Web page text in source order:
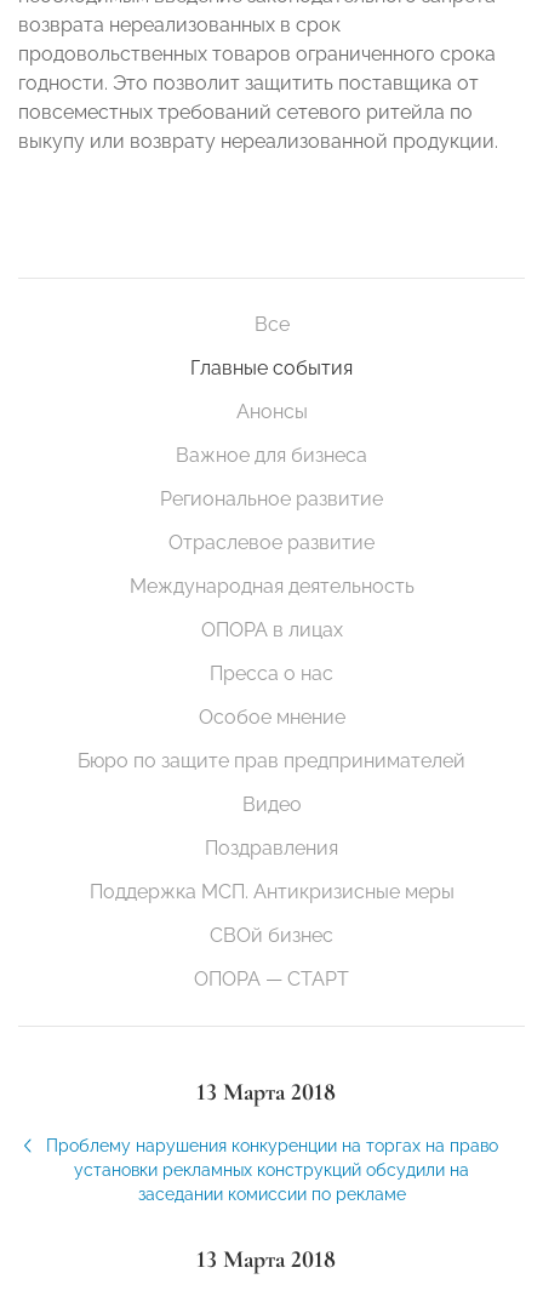
возврата нереализованных в срок
продовольственных товаров ограниченного срока
годности. Это позволит защитить поставщика от
повсеместных требований сетевого ритейла по
выкупу или возврату нереализованной продукции.
Все
Главные события
Анонсы
Важное для бизнеса
Региональное развитие
Отраслевое развитие
Международная деятельность
ОПОРА в лицах
Пресса о нас
Особое мнение
Бюро по защите прав предпринимателей
Видео
Поздравления
Поддержка МСП. Антикризисные меры
СВОй бизнес
ОПОРА — СТАРТ
13 Марта 2018
Проблему нарушения конкуренции на торгах на право
установки рекламных конструкций обсудили на
заседании комиссии по рекламе
13 Марта 2018